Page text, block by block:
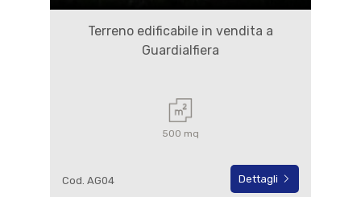
Terreno edificabile in vendita a
Guardialfiera
500 mq
Cod. AG04 Dettagli